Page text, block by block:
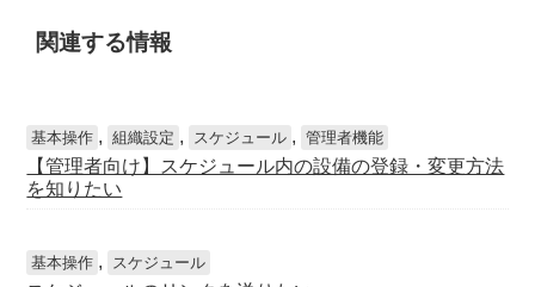
関連する情報
基本操作 , 組織設定 , スケジュール , 管理者機能
【管理者向け】スケジュール内の設備の登録・変更方法
を知りたい
基本操作 , スケジュール